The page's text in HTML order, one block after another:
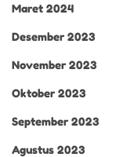
Maret 2024
Desember 2023
November 2023
Oktober 2023
September 2023
Agustus 2023